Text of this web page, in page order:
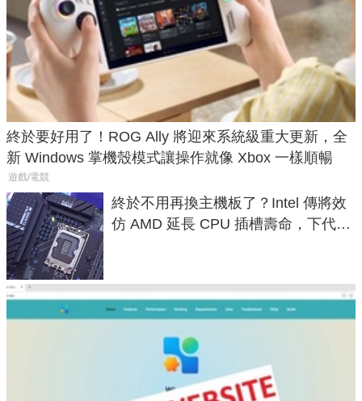
終於要好用了！ROG Ally 將迎來系統級重大更新，全
新 Windows 掌機殼模式讓操作就像 Xbox 一樣順暢
遊戲/電競
終於不用再換主機板了？Intel 傳將效
仿 AMD 延長 CPU 插槽壽命，下代